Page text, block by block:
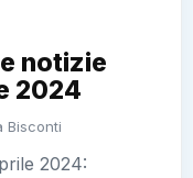
notizie
2024
Bisconti
2024: